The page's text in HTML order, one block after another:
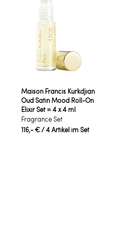
Maison Francis Kurkdjian
Oud Satin Mood Roll-On
Elixir Set = 4 x 4 ml
Fragrance Set
116,- € / 4 Artikel im Set